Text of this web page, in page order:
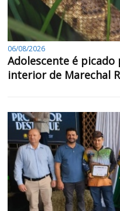
06/08/2026
Adolescente é picado
interior de Marechal